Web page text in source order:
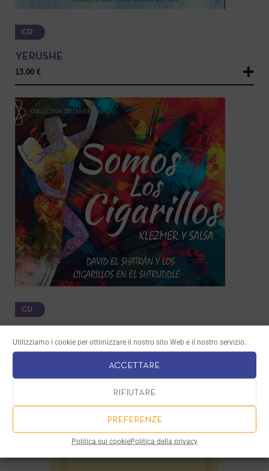
Utilizziamo i cookie per ottimizzare il nostro sito Web e il nostro servizio.
ACCETTARE
RIFIUTARE
PREFERENZE
Politica sui cookiePolitica della privacy
CD
YERUSHE
13.00 €
CD